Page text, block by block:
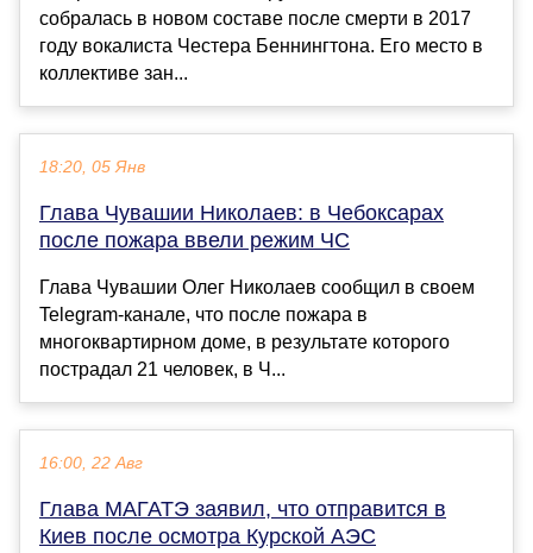
собралась в новом составе после смерти в 2017
году вокалиста Честера Беннингтона. Его место в
коллективе зан...
18:20, 05 Янв
Глава Чувашии Николаев: в Чебоксарах
после пожара ввели режим ЧС
Глава Чувашии Олег Николаев сообщил в своем
Telegram-канале, что после пожара в
многоквартирном доме, в результате которого
пострадал 21 человек, в Ч...
16:00, 22 Авг
Глава МАГАТЭ заявил, что отправится в
Киев после осмотра Курской АЭС